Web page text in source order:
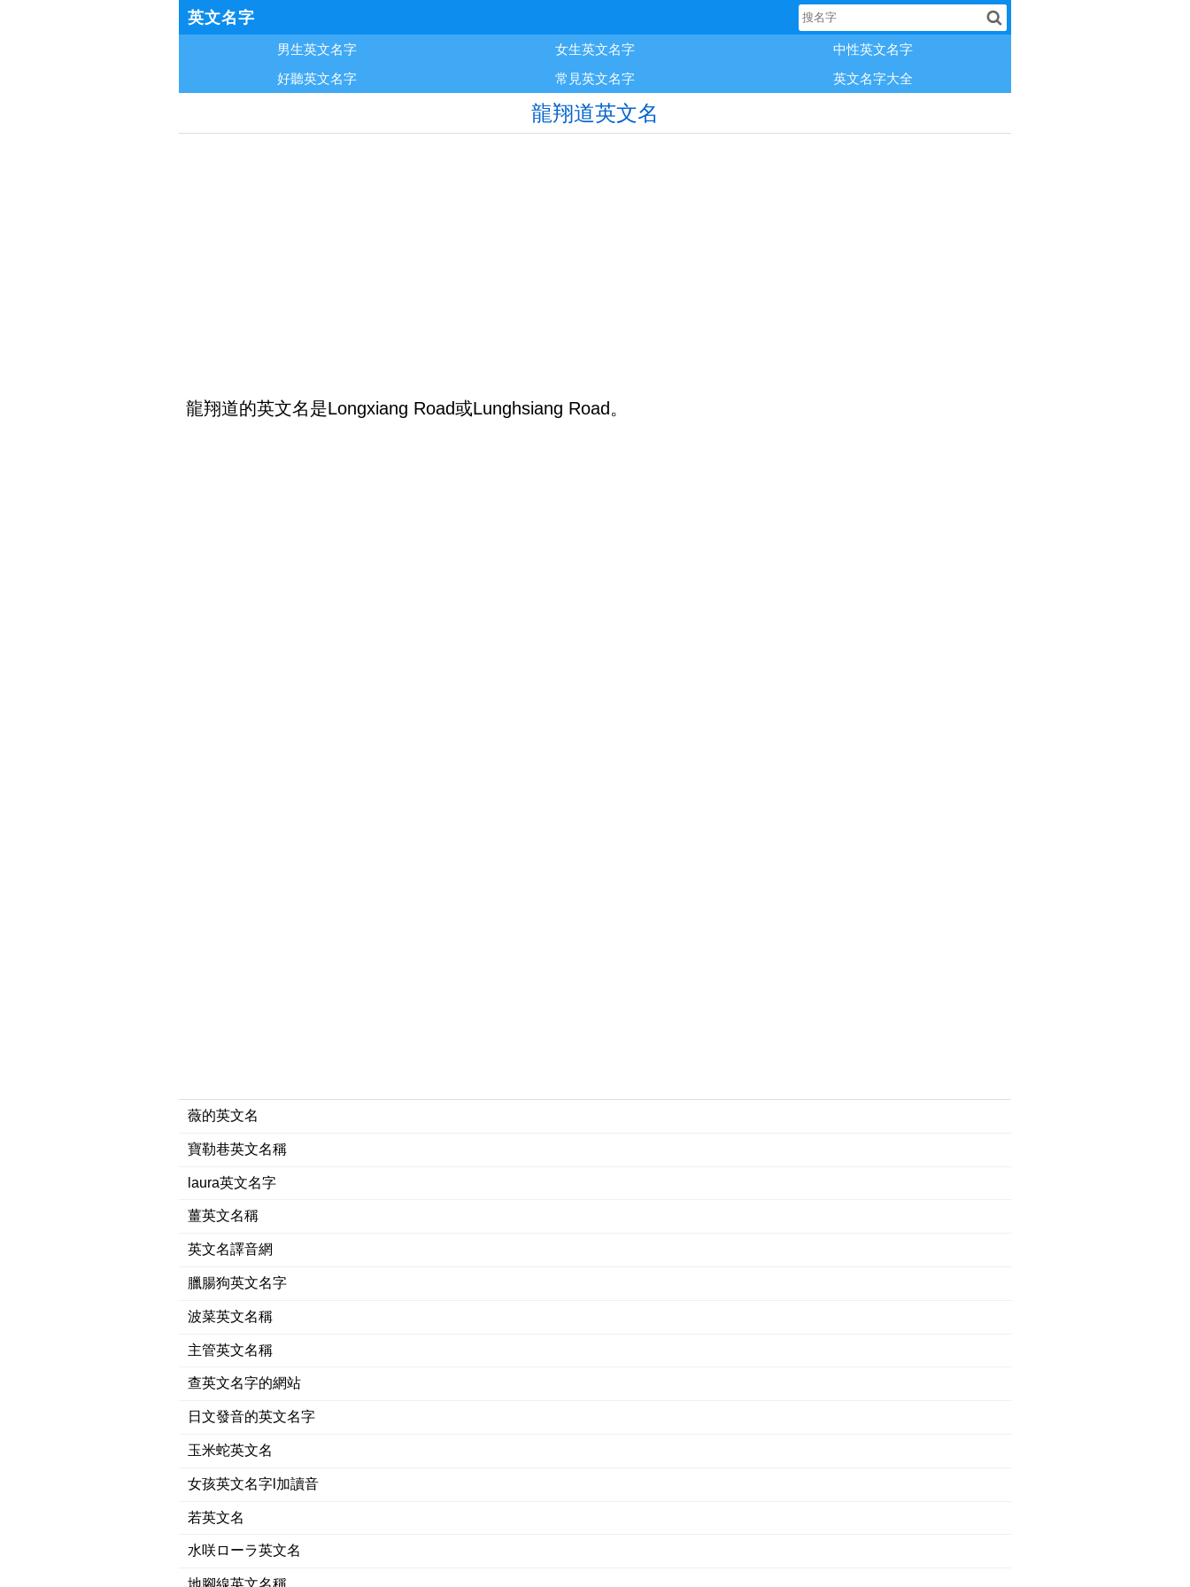
英文名字
男生英文名字 女生英文名字
中性英文名字
好聽英文名字
常見英文名字 英文名字大全
龍翔道英文名
龍翔道的英文名是Longxiang Road或Lunghsiang Road。
薇的英文名
寶勒巷英文名稱
laura英文名字
薑英文名稱
英文名譯音網
臘腸狗英文名字
波菜英文名稱
主管英文名稱
查英文名字的網站
日文發音的英文名字
玉米蛇英文名
女孩英文名字l加讀音
若英文名
水咲ローラ英文名